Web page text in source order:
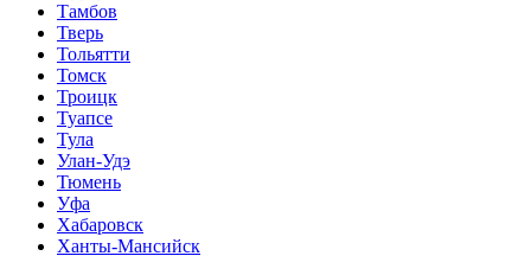
Тамбов
Тверь
Тольятти
Томск
Троицк
Туапсе
Тула
Улан-Удэ
Тюмень
Уфа
Хабаровск
Ханты-Мансийск